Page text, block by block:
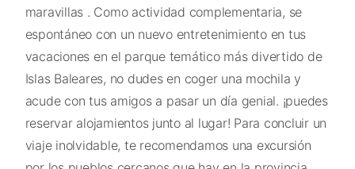
maravillas . Como actividad complementaria, se
espontáneo con un nuevo entretenimiento en tus
vacaciones en el parque temático más divertido de
Islas Baleares, no dudes en coger una mochila y
acude con tus amigos a pasar un día genial. ¡puedes
reservar alojamientos junto al lugar! Para concluir un
viaje inolvidable, te recomendamos una excursión